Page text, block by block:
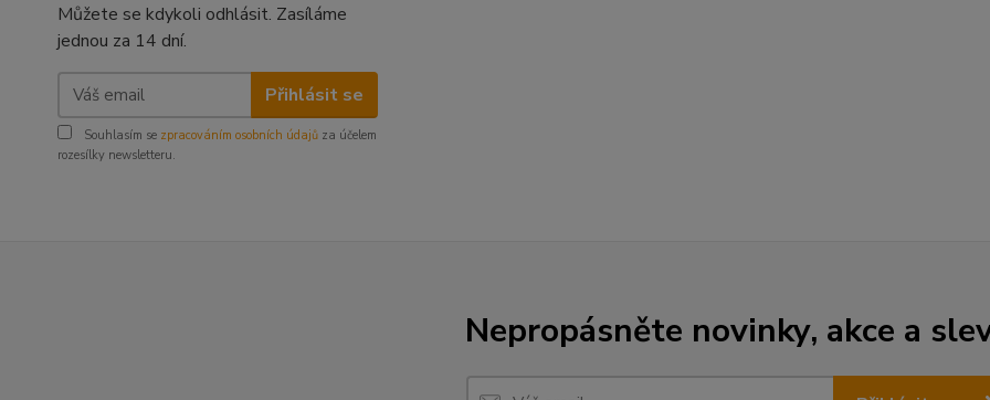
Můžete se kdykoli odhlásit. Zasíláme
jednou za 14 dní.
Přihlásit se
Souhlasím se zpracováním osobních údajů za účelem
rozesílky newsletteru.
Nepropásněte novinky, akce a